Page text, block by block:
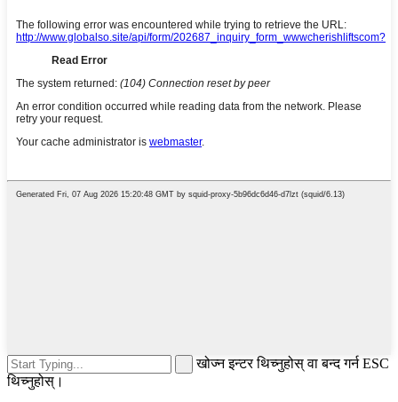
खोज्न इन्टर थिच्नुहोस् वा बन्द गर्न ESC
थिच्नुहोस्।